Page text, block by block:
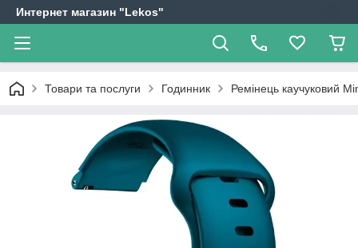
Интернет магазин "Lekos"
Товари та послуги Годинник Ремінець каучуковий